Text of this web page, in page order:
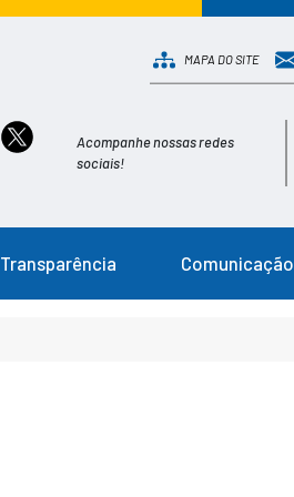
MAPA DO SITE
Acompanhe nossas redes
sociais!
Transparência Comunicação